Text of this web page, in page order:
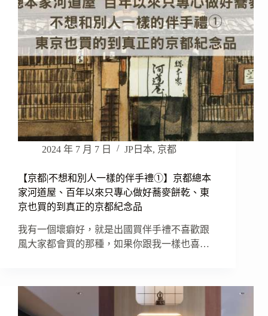
2024 年 7 月 7 日 JP日本, 京都
【京都|不想和別人一樣的伴手禮①】京都總本
家河道屋、百年以來只專心做好蕎麥餅乾、東
京也買的到真正的京都紀念品
我有一個壞癖好，就是出國買伴手禮不喜歡跟
風大家都會買的那種，如果你跟我一樣也喜…